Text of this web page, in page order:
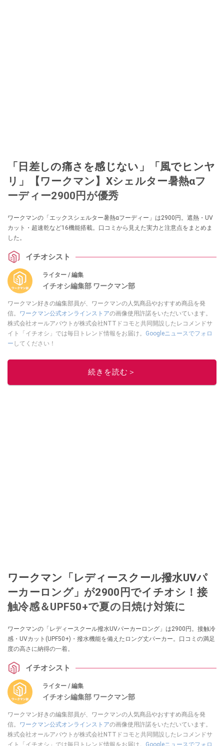
「日差しの痛さを感じない」「風でヒンヤ
リ」【ワークマン】Xシェルター暑熱αフ
ーディー2900円が優秀
ワークマンの「エックスシェルター暑熱αフーディー」は2900円。遮熱・UV
カット・超速乾など16機能搭載。口コミから見えた実力と注意点をまとめま
した。
イチオシスト
ライター / 編集
イチオシ編集部 ワークマン部
ワークマン好きの編集部員が、ワークマンの人気商品やおすすめ商品を発
信。 ワークマン公式オンラインストアの画像使用許諾をいただいています。
株式会社オールアバウトが株式会社NTTドコモと共同開設したレコメンドサ
イト「イチオシ」では毎日トレンド情報をお届け。 Googleニュースでフォロ
ー してください！
このイチオシストの他の記事を読む
続きを読む＞
ワークマン「レディースクール撥水UVパ
ーカーロング」が2900円でイチオシ！接
触冷感＆UPF50+で夏の日焼け対策に
ワークマンの「レディースクール撥水UVパーカーロング」は2900円。接触冷
感・UVカット(UPF50+)・撥水機能を備えたロング丈パーカー。口コミの満足
度の高さに納得の一着。
イチオシスト
ライター / 編集
イチオシ編集部 ワークマン部
ワークマン好きの編集部員が、ワークマンの人気商品やおすすめ商品を発
信。 ワークマン公式オンラインストアの画像使用許諾をいただいています。
株式会社オールアバウトが株式会社NTTドコモと共同開設したレコメンドサ